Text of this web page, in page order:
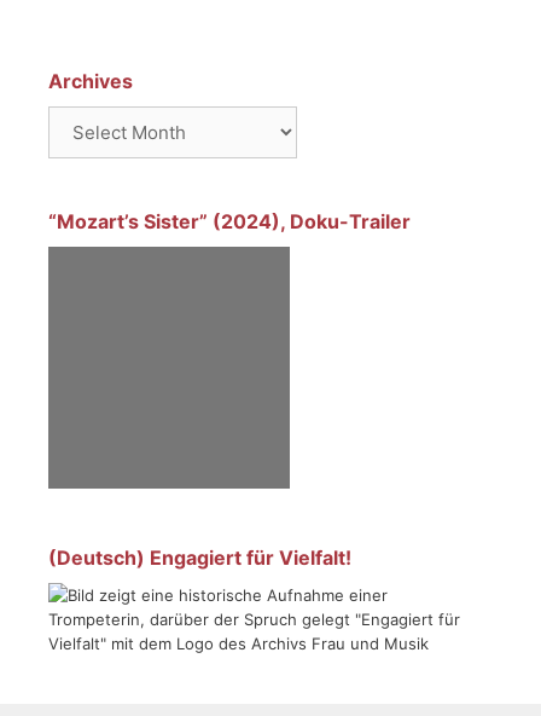
Archives
“Mozart’s Sister” (2024), Doku-Trailer
(Deutsch) Engagiert für Vielfalt!